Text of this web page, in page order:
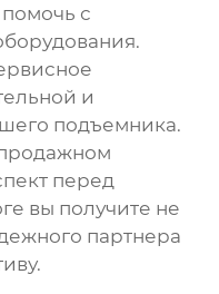
с
и
подъемника.
перед
вы получите не
партнера